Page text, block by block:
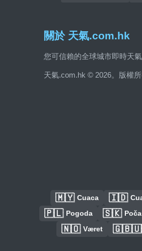
關於 天氣.com.hk
您可信賴的全球城市即時天氣
天氣.com.hk © 2026。版權所
🇲🇾 Cuaca 🇮🇩
🇵🇱 Pogoda 🇸🇰
🇳🇴 Været